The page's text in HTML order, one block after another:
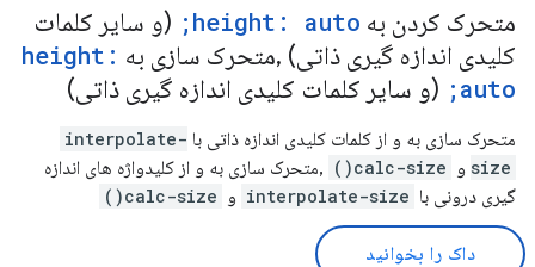
متحرک کردن به height: auto;
(و سایر کلمات
کلیدی اندازه گیری ذاتی) ,متحرک سازی به height:
auto;
(و سایر کلمات کلیدی اندازه گیری ذاتی)
متحرک سازی به و از کلمات کلیدی اندازه ذاتی با interpolate-
size و calc-size()
,متحرک سازی به و از کلیدواژه های اندازه
گیری درونی با interpolate-size و calc-size()
داک را بخوانید